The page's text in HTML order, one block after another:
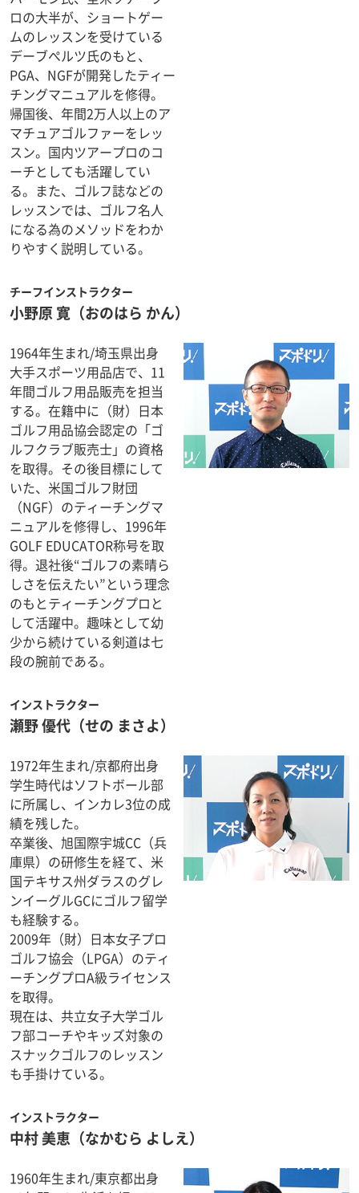
ロの大半が、ショートゲー
ムのレッスンを受けている
デーブぺルツ氏のもと、
PGA、NGFが開発したティー
チングマニュアルを修得。
帰国後、年間2万人以上のア
マチュアゴルファーをレッ
スン。国内ツアープロのコ
ーチとしても活躍してい
る。また、ゴルフ誌などの
レッスンでは、ゴルフ名人
になる為のメソッドをわか
りやすく説明している。
チーフインストラクター
小野原 寛 （おのはら かん）
1964年生まれ/埼玉県出身
大手スポーツ用品店で、11
年間ゴルフ用品販売を担当
する。在籍中に（財）日本
ゴルフ用品協会認定の「ゴ
ルフクラブ販売士」の資格
を取得。その後目標にして
いた、米国ゴルフ財団
（NGF）のティーチングマ
ニュアルを修得し、1996年
GOLF EDUCATOR称号を取
得。退社後“ゴルフの素晴ら
しさを伝えたい”という理念
のもとティーチングプロと
して活躍中。趣味として幼
少から続けている剣道は七
段の腕前である。
インストラクター
瀬野 優代 （せの まさよ）
1972年生まれ/京都府出身
学生時代はソフトボール部
に所属し、インカレ3位の成
績を残した。
卒業後、旭国際宇城CC（兵
庫県）の研修生を経て、米
国テキサス州ダラスのグレ
ンイーグルGCにゴルフ留学
も経験する。
2009年（財）日本女子プロ
ゴルフ協会（LPGA）のティ
ーチングプロA級ライセンス
を取得。
現在は、共立女子大学ゴル
フ部コーチやキッズ対象の
スナックゴルフのレッスン
も手掛けている。
インストラクター
中村 美恵 （なかむら よしえ）
1960年生まれ/東京都出身